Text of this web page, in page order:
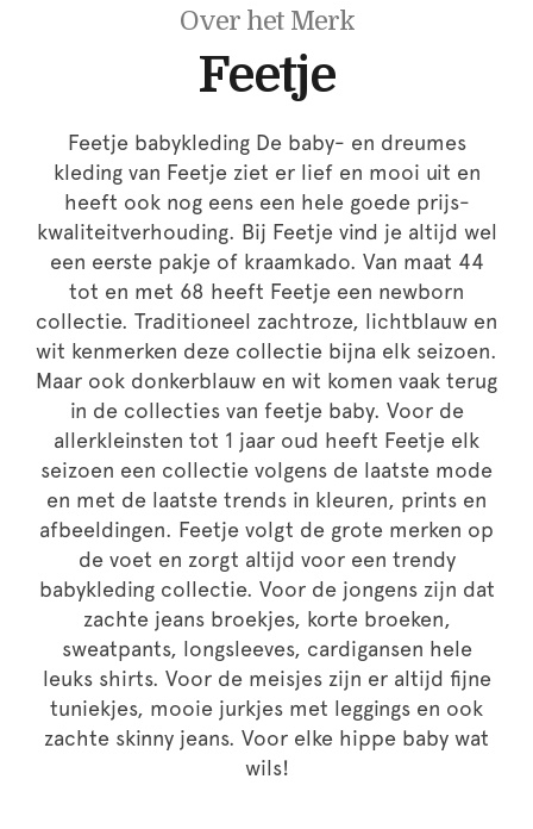
Over het Merk
Feetje
Feetje babykleding De baby- en dreumes
kleding van Feetje ziet er lief en mooi uit en
heeft ook nog eens een hele goede prijs-
kwaliteitverhouding. Bij Feetje vind je altijd wel
een eerste pakje of kraamkado. Van maat 44
tot en met 68 heeft Feetje een newborn
collectie. Traditioneel zachtroze, lichtblauw en
wit kenmerken deze collectie bijna elk seizoen.
Maar ook donkerblauw en wit komen vaak terug
in de collecties van feetje baby. Voor de
allerkleinsten tot 1 jaar oud heeft Feetje elk
seizoen een collectie volgens de laatste mode
en met de laatste trends in kleuren, prints en
afbeeldingen. Feetje volgt de grote merken op
de voet en zorgt altijd voor een trendy
babykleding collectie. Voor de jongens zijn dat
zachte jeans broekjes, korte broeken,
sweatpants, longsleeves, cardigansen hele
leuks shirts. Voor de meisjes zijn er altijd fijne
tuniekjes, mooie jurkjes met leggings en ook
zachte skinny jeans. Voor elke hippe baby wat
wils!